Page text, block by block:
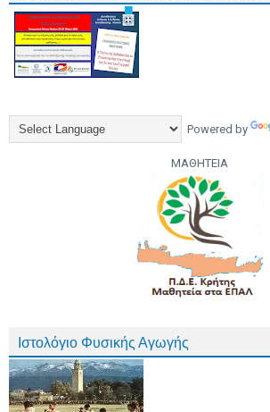
Powered by
ΜΑΘΗΤΕΙΑ
Ιστολόγιο Φυσικής Αγωγής